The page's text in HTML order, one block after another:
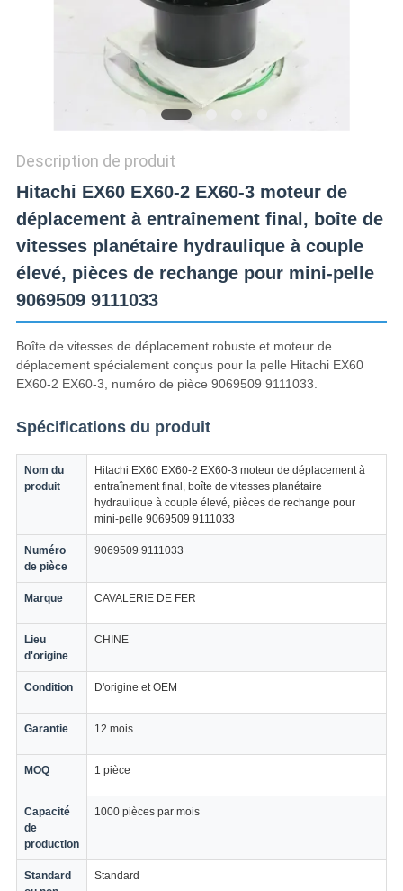
POLITIQUE
CONFIDENTIALITÉ
Description de produit
Hitachi EX60 EX60-2 EX60-3 moteur de
déplacement à entraînement final, boîte de
vitesses planétaire hydraulique à couple
élevé, pièces de rechange pour mini-pelle
9069509 9111033
Boîte de vitesses de déplacement robuste et moteur de
déplacement spécialement conçus pour la pelle Hitachi EX60
EX60-2 EX60-3, numéro de pièce 9069509 9111033.
Spécifications du produit
Nom du
produit
Hitachi EX60 EX60-2 EX60-3 moteur de déplacement à
entraînement final, boîte de vitesses planétaire
hydraulique à couple élevé, pièces de rechange pour
mini-pelle 9069509 9111033
Numéro
de pièce
9069509 9111033
Marque CAVALERIE DE FER
Lieu
d'origine
CHINE
Condition D'origine et OEM
Garantie 12 mois
MOQ 1 pièce
Capacité
de
production
1000 pièces par mois
Standard
Standard